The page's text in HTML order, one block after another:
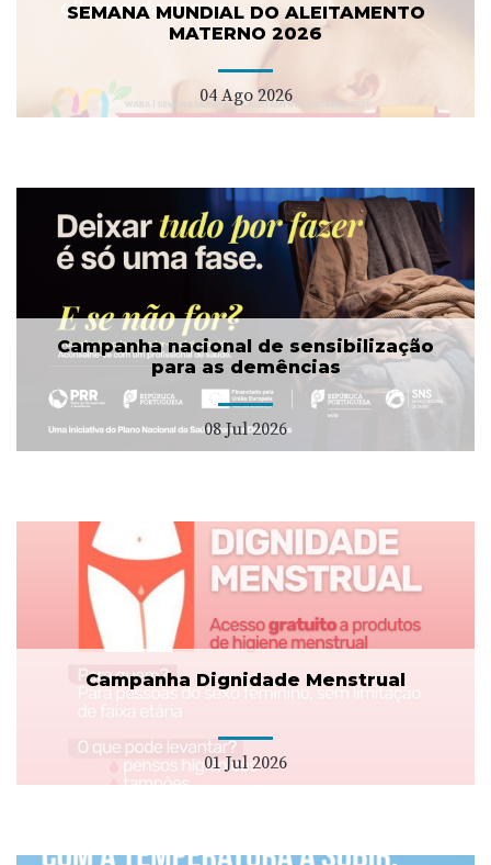
SEMANA MUNDIAL DO ALEITAMENTO
MATERNO 2026
04 Ago 2026
Campanha nacional de sensibilização
para as demências
08 Jul 2026
Campanha Dignidade Menstrual
01 Jul 2026